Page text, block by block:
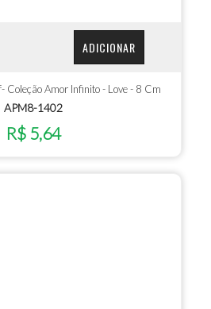
ADICIONAR
Coleção Amor Infinito - Love - 8 Cm
APM8-1402
R$ 5,64